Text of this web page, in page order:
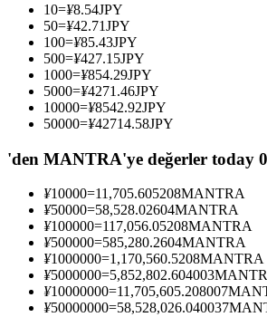
Kâr paylaşımı ve kopya ticaret
10=¥8.54JPY
50=¥42.71JPY
100=¥85.43JPY
500=¥427.15JPY
1000=¥854.29JPY
5000=¥4271.46JPY
10000=¥8542.92JPY
50000=¥42714.58JPY
'den MANTRA'ye değerler today
¥10000=11,705.605208MANTRA
¥50000=58,528.02604MANTRA
¥100000=117,056.05208MANTRA
¥500000=585,280.2604MANTRA
¥1000000=1,170,560.5208MANTRA
¥5000000=5,852,802.604003
¥10000000=11,705,605.208007
¥50000000=58,528,026.040037